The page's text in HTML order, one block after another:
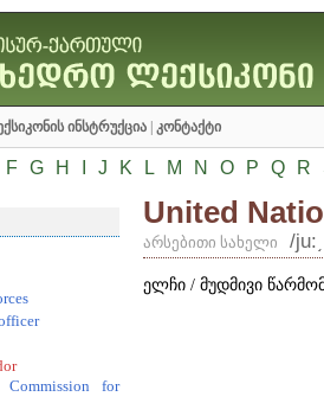
ინსტრუქცია კონტაქტი
F G H J K L M N O P Q R
for
United
არსებითი სახელი /
ელჩი / მუდმივი